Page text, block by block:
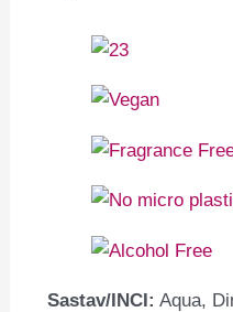
Sastav/INCI: Aqua,